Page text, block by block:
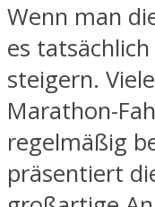
Wenn man
es
steigern.
Marathon-
regelmäßig
präsentiert